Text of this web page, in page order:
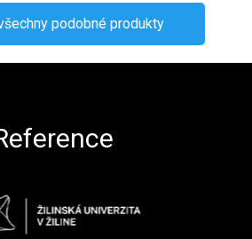
podobné produkty